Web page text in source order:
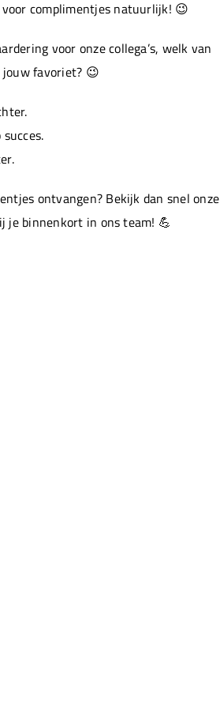
complimentjes natuurlijk! 😉
voor onze collega’s, welk van
favoriet? 😉
ontvangen? Bekijk dan snel onze
je binnenkort in ons team! 💪